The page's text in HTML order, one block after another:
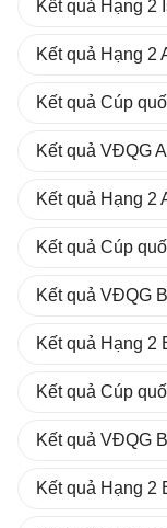
Kết quả Hạng 2
Kết quả Hạng 2
Kết quả Cúp
Kết quả VĐQG
Kết quả Hạng 2
Kết quả Cúp
Kết quả VĐQG
Kết quả Hạng 2
Kết quả Cúp
Kết quả VĐQG
Kết quả Hạng 2